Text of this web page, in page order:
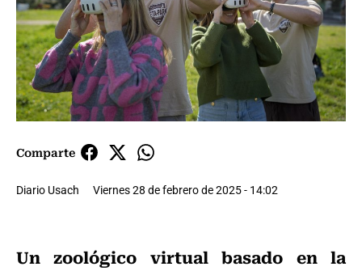
Comparte
Diario Usach Viernes 28 de febrero de 2025 - 14:02
Un zoológico virtual basado en la